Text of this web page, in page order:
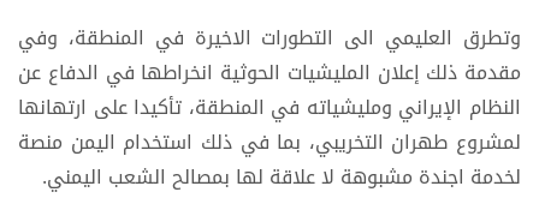
وتطرق العليمي الى التطورات الاخيرة في المنطقة، وفي
مقدمة ذلك إعلان المليشيات الحوثية انخراطها في الدفاع عن
النظام الإيراني ومليشياته في المنطقة، تأكيدا على ارتهانها
لمشروع طهران التخريبي، بما في ذلك استخدام اليمن منصة
لخدمة اجندة مشبوهة لا علاقة لها بمصالح الشعب اليمني.